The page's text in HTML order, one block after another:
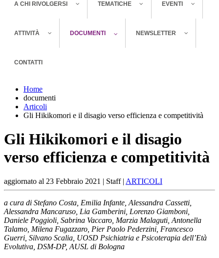
A CHI RIVOLGERSI TEMATICHE EVENTI
ATTIVITÀ DOCUMENTI NEWSLETTER
CONTATTI
Home
documenti
Articoli
Gli Hikikomori e il disagio verso efficienza e competitività
Gli Hikikomori e il disagio
verso efficienza e competitività
aggiornato al 23 Febbraio 2021 | Staff | ARTICOLI
a cura di Stefano Costa, Emilia Infante, Alessandra Cassetti,
Alessandra Mancaruso, Lia Gamberini, Lorenzo Giamboni,
Daniele Poggioli, Sabrina Vaccaro, Marzia Malaguti, Antonella
Talamo, Milena Fugazzaro, Pier Paolo Pederzini, Francesco
Guerri, Silvano Scalia, UOSD Psichiatria e Psicoterapia dell’Età
Evolutiva, DSM-DP, AUSL di Bologna